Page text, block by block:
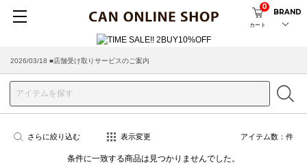
カート
0
BRAND
2026/03/18 ■店舗受け取りサービスのご案内
さらに絞り込む 表示変更 アイテム数： 件
条件に一致する商品は見つかりませんでした。